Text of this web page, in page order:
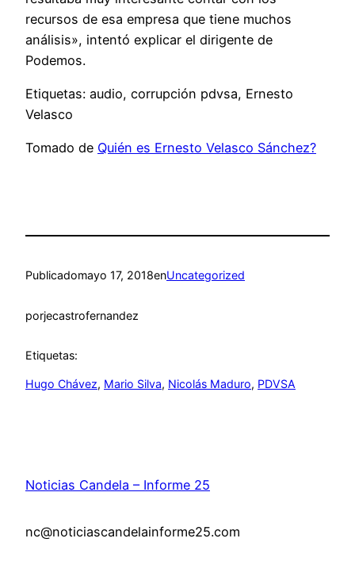
recursos de esa empresa que tiene muchos
análisis», intentó explicar el dirigente de
Podemos.
Etiquetas: audio, corrupción pdvsa, Ernesto
Velasco
Tomado de Quién es Ernesto Velasco Sánchez?
Publicadomayo 17, 2018enUncategorized
porjecastrofernandez
Etiquetas:
Hugo Chávez, Mario Silva, Nicolás Maduro, PDVSA
Noticias Candela – Informe 25
nc@noticiascandelainforme25.com